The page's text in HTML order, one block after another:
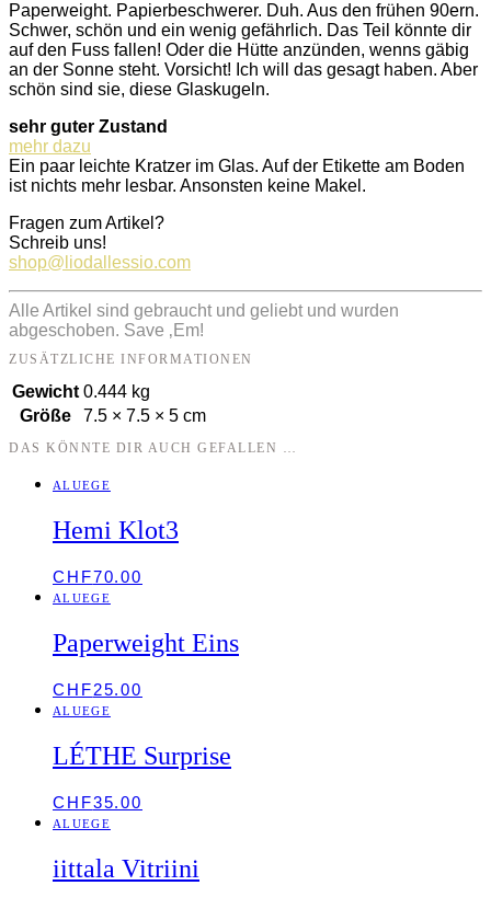
Paperweight. Papierbeschwerer. Duh. Aus den frühen 90ern.
Schwer, schön und ein wenig gefährlich. Das Teil könnte dir
auf den Fuss fallen! Oder die Hütte anzünden, wenns gäbig
an der Sonne steht. Vorsicht! Ich will das gesagt haben. Aber
schön sind sie, diese Glaskugeln.
sehr guter Zustand
mehr dazu
Ein paar leichte Kratzer im Glas. Auf der Etikette am Boden
ist nichts mehr lesbar. Ansonsten keine Makel.
Fragen zum Artikel?
Schreib uns!
shop@liodallessio.com
Alle Artikel sind gebraucht und geliebt und wurden
abgeschoben. Save ‚Em!
ZUSÄTZLICHE INFORMATIONEN
Gewicht 0.444 kg
Größe
7.5 × 7.5 × 5 cm
DAS KÖNNTE DIR AUCH GEFALLEN …
ALUEGE
Hemi Klot3
CHF70.00
ALUEGE
Paperweight Eins
CHF25.00
ALUEGE
LÉTHE Surprise
CHF35.00
ALUEGE
iittala Vitriini